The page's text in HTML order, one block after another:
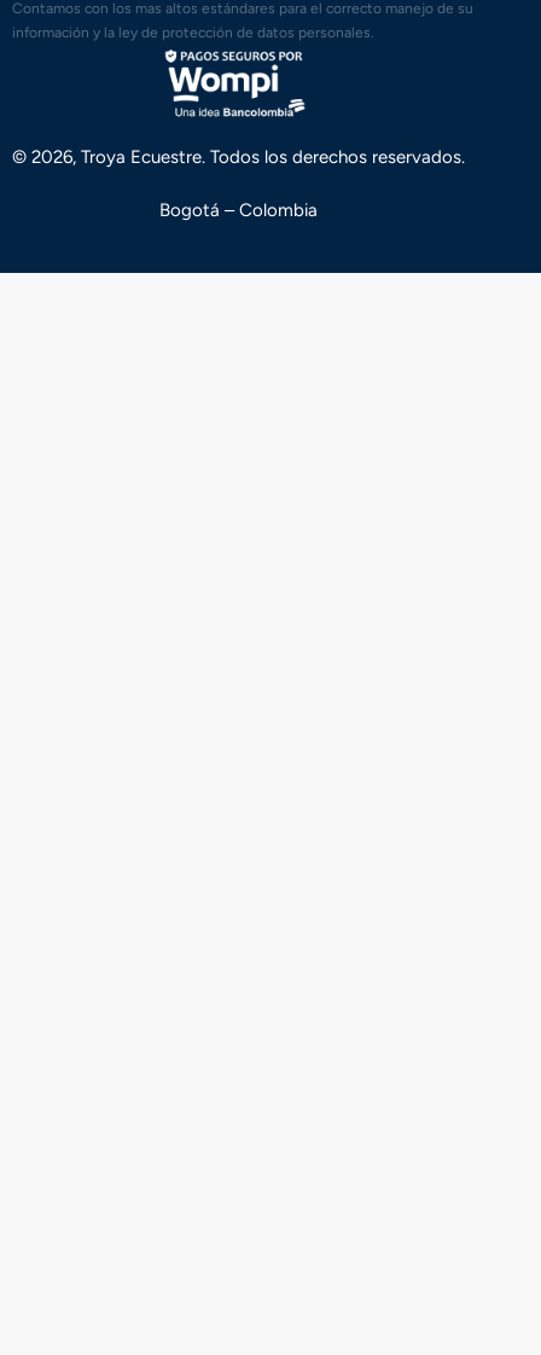
Contamos con los mas altos estándares para el correcto manejo de su
información y la ley de protección de datos personales.
© 2026, Troya Ecuestre. Todos los derechos reservados.
Bogotá – Colombia